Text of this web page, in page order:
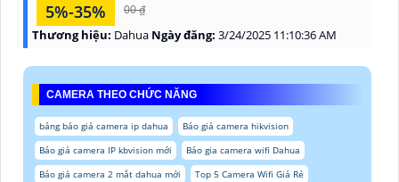
5%-35% 00 ₫
Thương hiệu: Dahua Ngày đăng: 3/24/2025 11:10:36 AM
CAMERA THEO CHỨC NĂNG
bảng báo giá camera ip dahua
Báo giá camera hikvision
Báo giá camera IP kbvision mới
Báo gia camera wifi Dahua
Báo giá camera 2 mắt dahua mới
Top 5 Camera Wifi Giá Rẻ